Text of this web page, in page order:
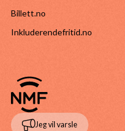
Billett.no
Inkluderendefritid.no
Jeg vil varsle